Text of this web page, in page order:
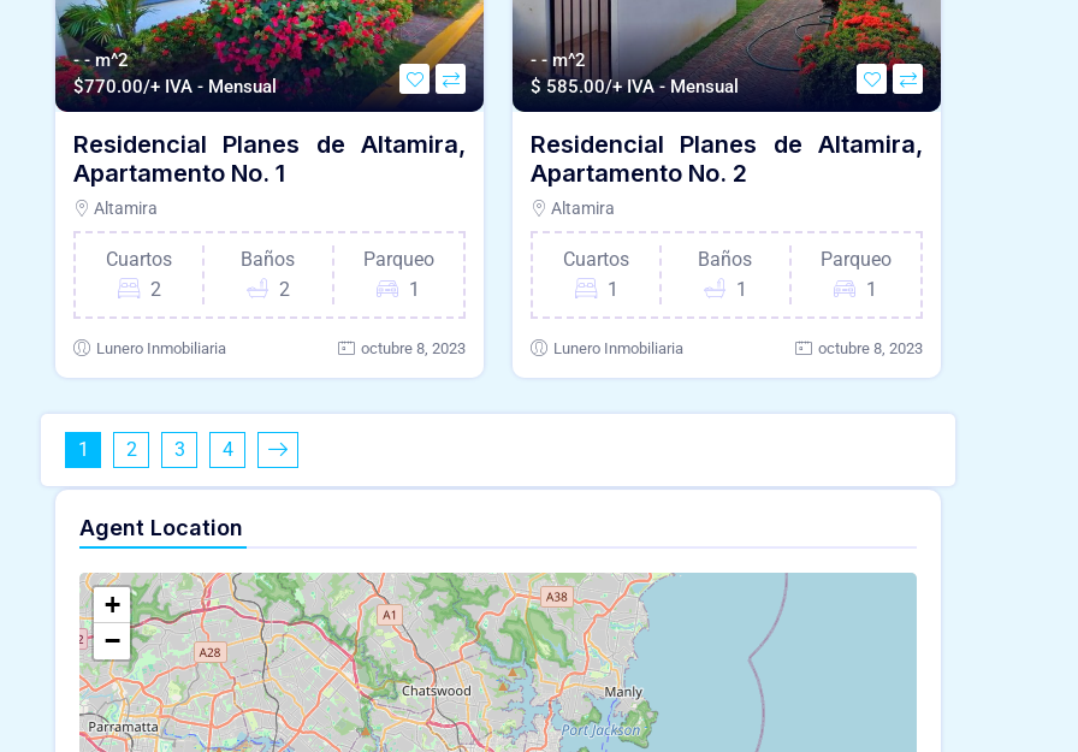
- - m^2
$770.00/+ IVA - Mensual
Residencial Planes de Altamira,
Apartamento No. 1
Altamira
Cuartos
2
Baños
2
Parqueo
1
Lunero Inmobiliaria octubre 8, 2023
- - m^2
$ 585.00/+ IVA - Mensual
Residencial Planes de Altamira,
Apartamento No. 2
Altamira
Cuartos
1
Baños
1
Parqueo
1
Lunero Inmobiliaria octubre 8, 2023
1 2 3 4
Agent Location
+
−